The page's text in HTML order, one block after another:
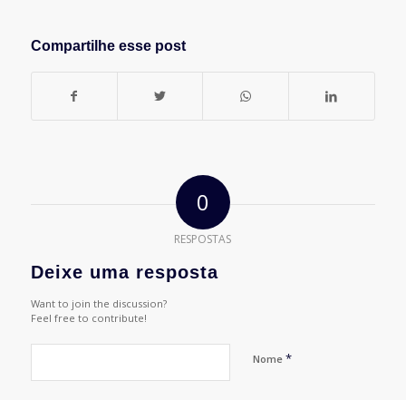
Compartilhe esse post
0
RESPOSTAS
Deixe uma resposta
Want to join the discussion?
Feel free to contribute!
Nome *